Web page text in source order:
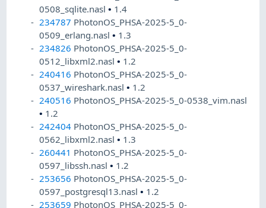
0508_sqlite.nasl• 1.4
234787 PhotonOS_PHSA-2025-5_0-
0509_erlang.nasl• 1.3
234826 PhotonOS_PHSA-2025-5_0-
0512_libxml2.nasl• 1.2
240416 PhotonOS_PHSA-2025-5_0-
0537_wireshark.nasl• 1.2
240516 PhotonOS_PHSA-2025-5_0-0538_vim.nasl
• 1.2
242404 PhotonOS_PHSA-2025-5_0-
0562_libxml2.nasl• 1.3
260441 PhotonOS_PHSA-2025-5_0-
0597_libssh.nasl• 1.2
253656 PhotonOS_PHSA-2025-5_0-
0597_postgresql13.nasl• 1.2
253659 PhotonOS_PHSA-2025-5_0-